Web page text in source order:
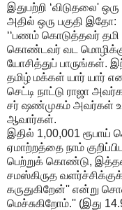
இதுபற்றி ‘விடுதலை'
அதில் ஒரு பகுதி இதோ:
‘‘பணம் கொடுத்தவர்
கொண்டவர் வட
யோசித்துப் பாருங்கள்.
தமிழ் மக்கள் யார் யார்
செட்டி நாட்டு ராஜா
சர் ஷண்முகம் அவர்கள்
ஆவார்கள்.
இதில் 1,00,001 ரூபாய்
ஏமாற்றத்தை நாம்
பெற்றுக் கொண்டு,
சமஸ்கிருத
கருதுகிறேன்'' என்று
மெச்சுகிறோம்.'' (இது